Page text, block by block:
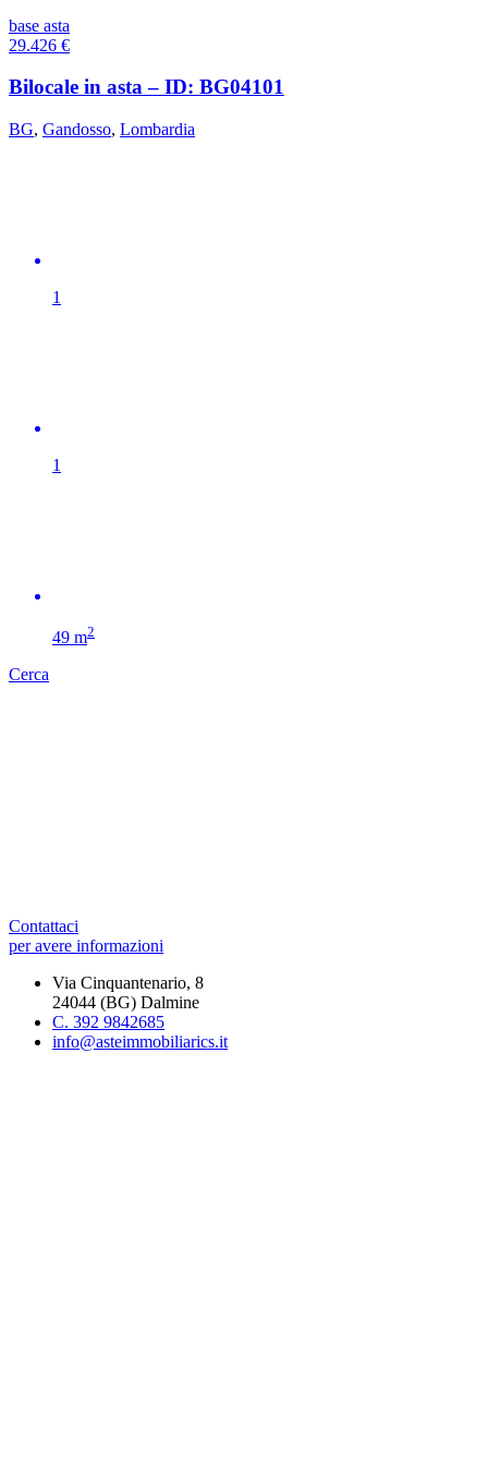
base asta
29.426 €
Bilocale in asta – ID: BG04101
BG, Gandosso, Lombardia
1
1
49 m2
Cerca
Contattaci
per avere informazioni
Via Cinquantenario, 8
24044 (BG) Dalmine
C. 392 9842685
info@asteimmobiliarics.it